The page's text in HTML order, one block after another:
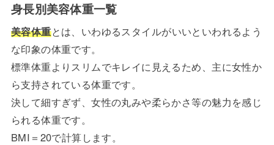
身長別美容体重一覧
美容体重とは、いわゆるスタイルがいいといわれるよう
な印象の体重です。
標準体重よりスリムでキレイに見えるため、主に女性か
ら支持されている体重です。
決して細すぎず、女性の丸みや柔らかさ等の魅力を感じ
られる体重です。
BMI＝20で計算します。